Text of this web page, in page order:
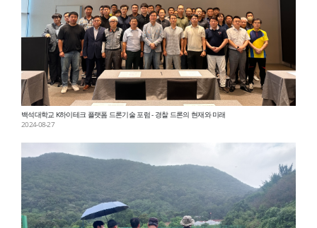
백석대학교 K하이테크 플랫폼 드론기술 포럼 - 경찰 드론의 현재와 미래
2024-08-27